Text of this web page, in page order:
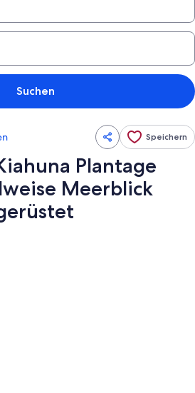
Suchen
Speichern
Plantage
Meerblick